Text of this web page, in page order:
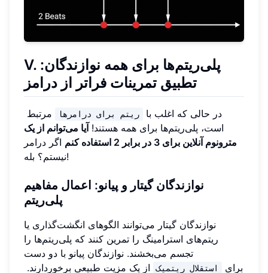
V. پلی‌ریتم‌ها برای همه نوازندگان:
تطبیق تمرینات فراتر از درامز
در حالی که اغلب با ریتم برای درامرها
مرتبط
است، پلی‌ریتم‌ها برای همه هستند! آیا می‌توانم از یک
مترونوم آنلاین برای 3 در برابر 2 استفاده کنم
اگر درامر
نیستم؟ بله!
نوازندگان گیتار و پیانو: اعمال مفاهیم
پلی‌ریتم
نوازندگان گیتار می‌توانند الگوهای انگشت‌گذاری یا
ریتم‌های استرامینگ را تمرین کنند که پلی‌ریتم‌ها را
تجسم می‌بخشند. نوازندگان پیانو با دو دست
برای
استقلال ریتمیک
از یک مزیت طبیعی برخوردارند.